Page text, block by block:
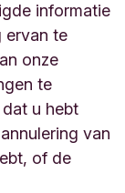
informatie
ervan te
onze
te
u hebt
van
of de